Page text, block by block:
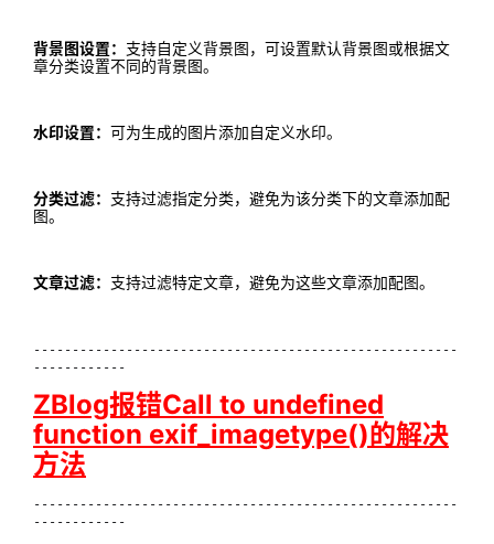
背景图设置： 支持自定义背景图，可设置默认背景图或根据文
章分类设置不同的背景图。
水印设置： 可为生成的图片添加自定义水印。
分类过滤： 支持过滤指定分类，避免为该分类下的文章添加配
图。
文章过滤： 支持过滤特定文章，避免为这些文章添加配图。
-------------------------------------------------------
------------
ZBlog报错Call to undefined
function exif_imagetype()的解决
方法
-------------------------------------------------------
------------